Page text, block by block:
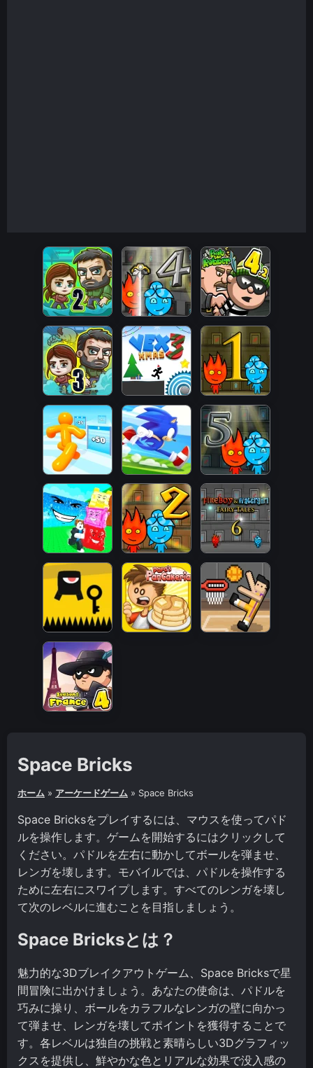
Space Bricks
ホーム » アーケードゲーム » Space Bricks
Space Bricksをプレイするには、マウスを使ってパド
ルを操作します。ゲームを開始するにはクリックして
ください。パドルを左右に動かしてボールを弾ませ、
レンガを壊します。モバイルでは、パドルを操作する
ために左右にスワイプします。すべてのレンガを壊し
て次のレベルに進むことを目指しましょう。
Space Bricksとは？
魅力的な3Dブレイクアウトゲーム、Space Bricksで星
間冒険に出かけましょう。あなたの使命は、パドルを
巧みに操り、ボールをカラフルなレンガの壁に向かっ
て弾ませ、レンガを壊してポイントを獲得することで
す。各レベルは独自の挑戦と素晴らしい3Dグラフィッ
クスを提供し、鮮やかな色とリアルな効果で没入感の